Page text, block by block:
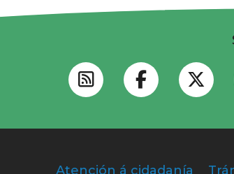
Atención á cidadanía